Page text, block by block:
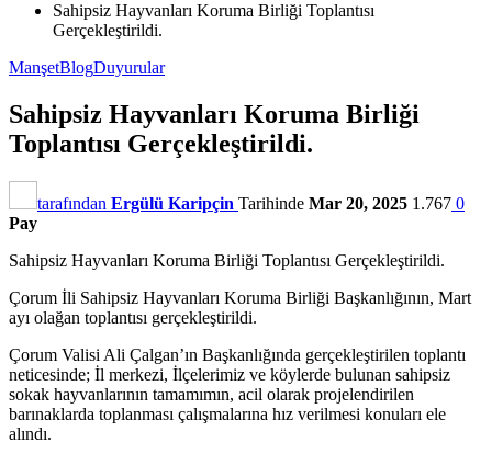
Sahipsiz Hayvanları Koruma Birliği Toplantısı
Gerçekleştirildi.
ManşetBlogDuyurular
Sahipsiz Hayvanları Koruma Birliği
Toplantısı Gerçekleştirildi.
tarafından Ergülü Karipçin Tarihinde Mar 20, 2025 1.767 0
Pay
Sahipsiz Hayvanları Koruma Birliği Toplantısı Gerçekleştirildi.
Çorum İli Sahipsiz Hayvanları Koruma Birliği Başkanlığının, Mart
ayı olağan toplantısı gerçekleştirildi.
Çorum Valisi Ali Çalgan’ın Başkanlığında gerçekleştirilen toplantı
neticesinde; İl merkezi, İlçelerimiz ve köylerde bulunan sahipsiz
sokak hayvanlarının tamamımın, acil olarak projelendirilen
barınaklarda toplanması çalışmalarına hız verilmesi konuları ele
alındı.